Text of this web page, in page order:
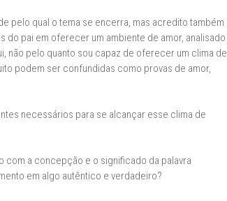
pelo qual o tema se encerra, mas acredito também
pai em oferecer um ambiente de amor, analisado
não pelo quanto sou capaz de oferecer um clima de
podem ser confundidas como provas de amor,
necessários para se alcançar esse clima de
a concepção e o significado da palavra
em algo autêntico e verdadeiro?